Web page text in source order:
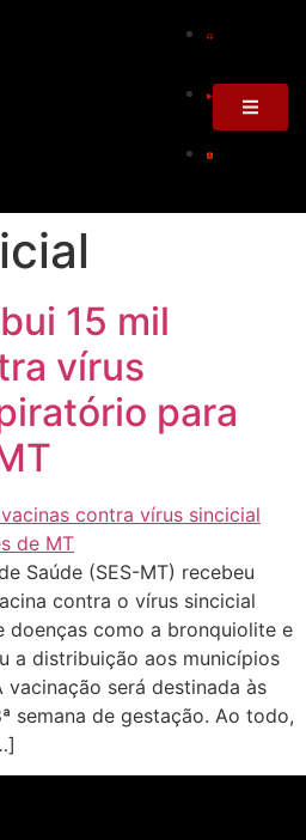
15 mil
vírus
para
Saúde (SES-MT) recebeu
contra o vírus sincicial
doenças como a bronquiolite e
a distribuição aos municípios
será destinada às
semana de gestação. Ao todo,